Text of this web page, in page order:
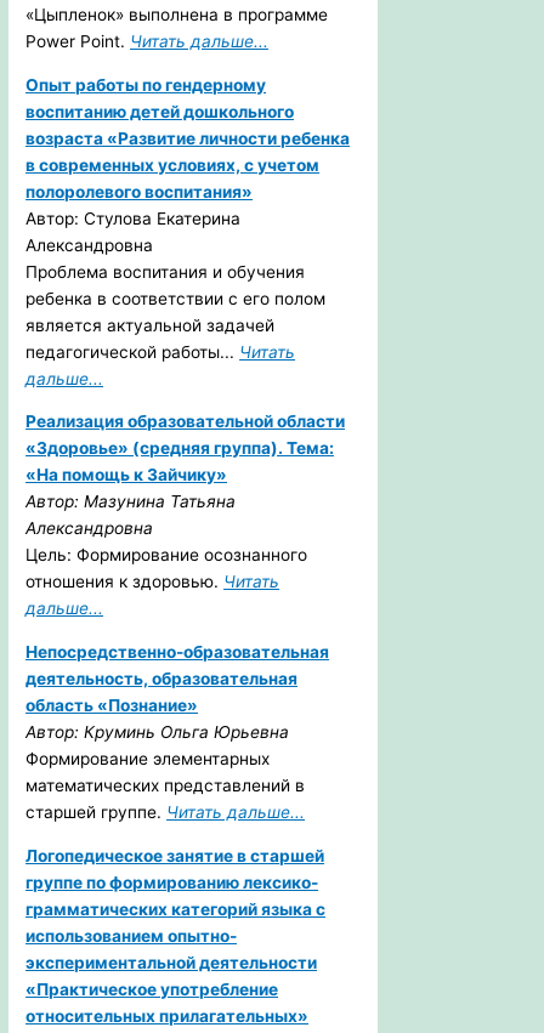
«Цыпленок» выполнена в программе
Power Point. Читать дальше...
Опыт работы по гендерному
воспитанию детей дошкольного
возраста «Развитие личности ребенка
в современных условиях, с учетом
полоролевого воспитания»
Автор: Стулова Екатерина
Александровна
Проблема воспитания и обучения
ребенка в соответствии с его полом
является актуальной задачей
педагогической работы... Читать
дальше...
Реализация образовательной области
«Здоровье» (средняя группа). Тема:
«На помощь к Зайчику»
Автор: Мазунина Татьяна
Александровна
Цель: Формирование осознанного
отношения к здоровью. Читать
дальше...
Непосредственно-образовательная
деятельность, образовательная
область «Познание»
Автор: Круминь Ольга Юрьевна
Формирование элементарных
математических представлений в
старшей группе. Читать дальше...
Логопедическое занятие в старшей
группе по формированию лексико-
грамматических категорий языка с
использованием опытно-
экспериментальной деятельности
«Практическое употребление
относительных прилагательных»